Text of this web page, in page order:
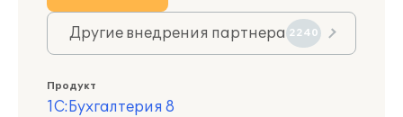
Другие внедрения партнера 2240
Продукт
1С:Бухгалтерия 8